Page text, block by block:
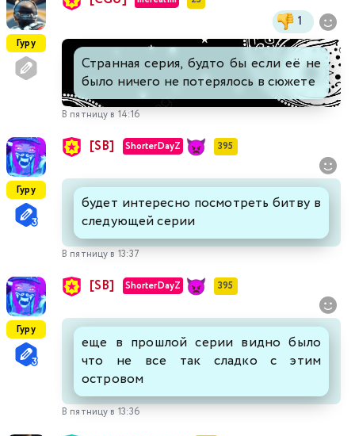
Гуру
1
Странная серия, будто бы если её не
было ничего не потерялось в сюжете
В пятницу в 14:16
Гуру
[SB] ShorterDayZ 395
будет интересно посмотреть битву в
следующей серии
В пятницу в 13:37
Гуру
[SB] ShorterDayZ 395
еще в прошлой серии видно было
что не все так сладко с этим
островом
В пятницу в 13:36